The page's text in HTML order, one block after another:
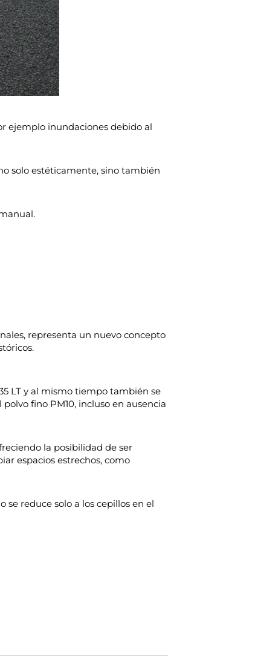
ejemplo inundaciones debido al
solo estéticamente, sino también
representa un nuevo concepto
LT y al mismo tiempo también se
fino PM10, incluso en ausencia
la posibilidad de ser
espacios estrechos, como
se reduce solo a los cepillos en el